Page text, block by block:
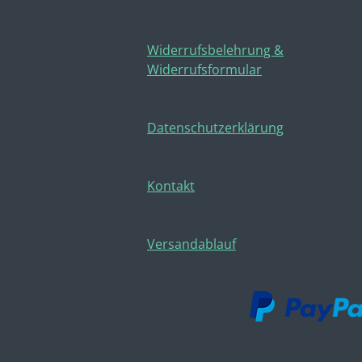
Widerrufsbelehrung &
Widerrufsformular
Datenschutzerklärung
Kontakt
Versandablauf